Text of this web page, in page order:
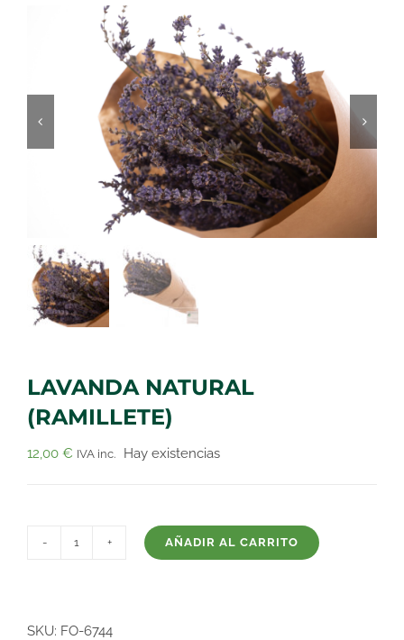
LAVANDA NATURAL
(RAMILLETE)
12,00 € IVA inc. Hay existencias
cantidad
AÑADIR AL CARRITO
SKU: FO-6744